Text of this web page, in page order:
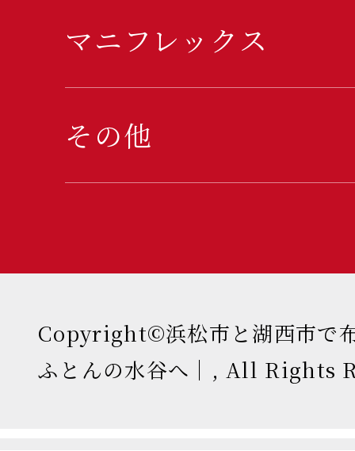
マニフレックス
その他
Copyright©浜松市と湖西市で
ふとんの水谷へ｜, All Rights